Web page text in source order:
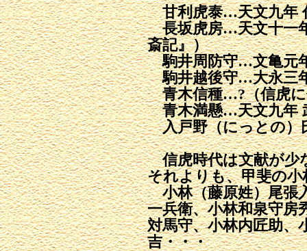
甘利虎泰…天文九年
長坂虎房…天文十一
斎記』）
駒井周防守…文亀元
駒井越後守…大永三
青木信種…?（信虎に
青木満懸…天文九年
入戸野（にっとの）
信虎時代は文献が少
それよりも、甲斐の
小林（藤原姓）尾張
一兵衛、小林和泉守房
対馬守、小林内匠助、
吉・・・